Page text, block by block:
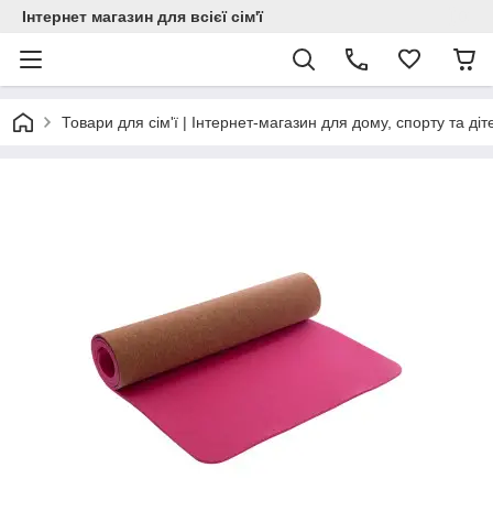
Інтернет магазин для всієї сім'ї
Товари для сім'ї | Інтернет-магазин для дому, спорту та